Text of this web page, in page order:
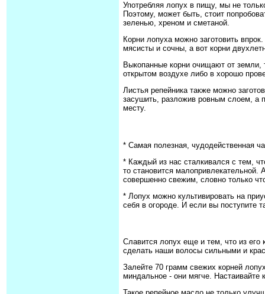
Употребляя лопух в пищу, мы не
Поэтому, может быть, стоит
зеленью, хреном и сметаной.
Корни лопуха можно заготовить
мясисты и сочны, а вот корни
Выкопанные корни очищают от
открытом воздухе либо в хорошо
Листья репейника также можно
засушить, разложив ровным слоем, а
месту.
* Самая полезная, чудодейственная
* Каждый из нас сталкивался с тем,
то становится малопривлекательной.
совершенно свежим, словно только
* Лопух можно культивировать на
себя в огороде. И если вы поступите
Славится лопух еще и тем, что из его
сделать наши волосы сильными и
Залейте 70 грамм свежих корней
миндальное - они мягче. Настаивайте